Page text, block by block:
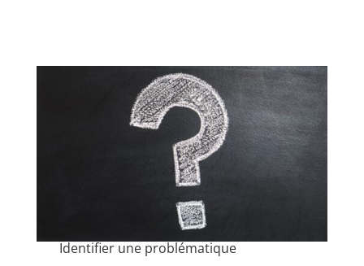
Identifier une problématique